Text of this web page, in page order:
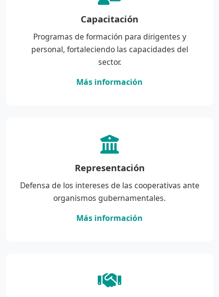
Capacitación
Programas de formación para dirigentes y
personal, fortaleciendo las capacidades del
sector.
Más información
Representación
Defensa de los intereses de las cooperativas ante
organismos gubernamentales.
Más información